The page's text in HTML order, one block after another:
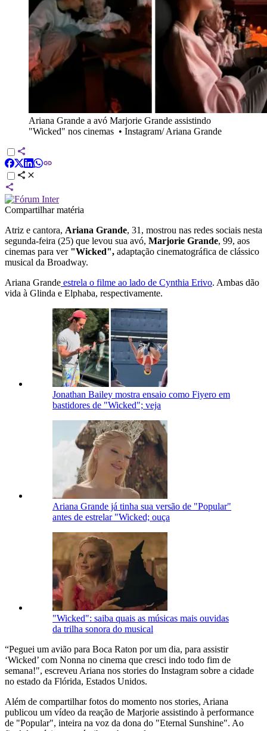
Ariana Grande a avó Marjorie Grande assistindo
"Wicked" nos cinemas • Instagram/ Ariana Grande
Compartilhar matéria
Atriz e cantora, Ariana Grande, 31, mostrou nas redes sociais nesta
segunda-feira (25) que levou sua avó, Marjorie Grande, 99, aos
cinemas para ver "Wicked", adaptação cinematográfica de clássico
musical da Broadway.
Ariana Grande estrela o filme ao lado de Cynthia Erivo. Ambas dão
vida à Glinda e Elphaba, respectivamente.
Jonathan Bailey mostra ensaio como Fiyero em
bastidores de "Wicked"; veja
Ariana Grande já tinha sua versão de "Popular"
antes de estrelar "Wicked; ouça
"Wicked": saiba quais as músicas mais ouvidas
da trilha sonora do musical
“Peguei um avião para Boca Raton por um dia, para assistir
‘Wicked’ com Nonna no cinema que cresci indo todo fim de
semana!", escreveu Ariana nos stories do Instagram sobre a cidade
no estado da Flórida, Estados Unidos.
Além de compartilhar fotos do momento nos stories, Ariana
publicou um vídeo da reação de Marjorie assistindo à performance
de "Popular", inteira na voz da dona do "Eternal Sunshine". Ao